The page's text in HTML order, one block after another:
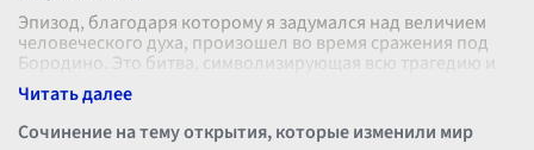
Эпизод, благодаря которому я задумался над величием
человеческого духа, произошел во время сражения под
Бородино. Это битва, символизирующая всю трагедию и
героизм войны, захватила
Сочинение на тему открытия, которые изменили мир